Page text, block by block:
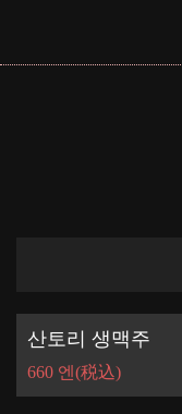
산토리 생맥주
660 엔 (税込)